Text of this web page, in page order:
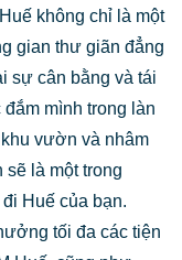
không chỉ là một
gian thư giãn đẳng
sự cân bằng và tái
mình trong làn
vườn và nhâm
sẽ là một trong
Huế của bạn.
tối đa các tiện